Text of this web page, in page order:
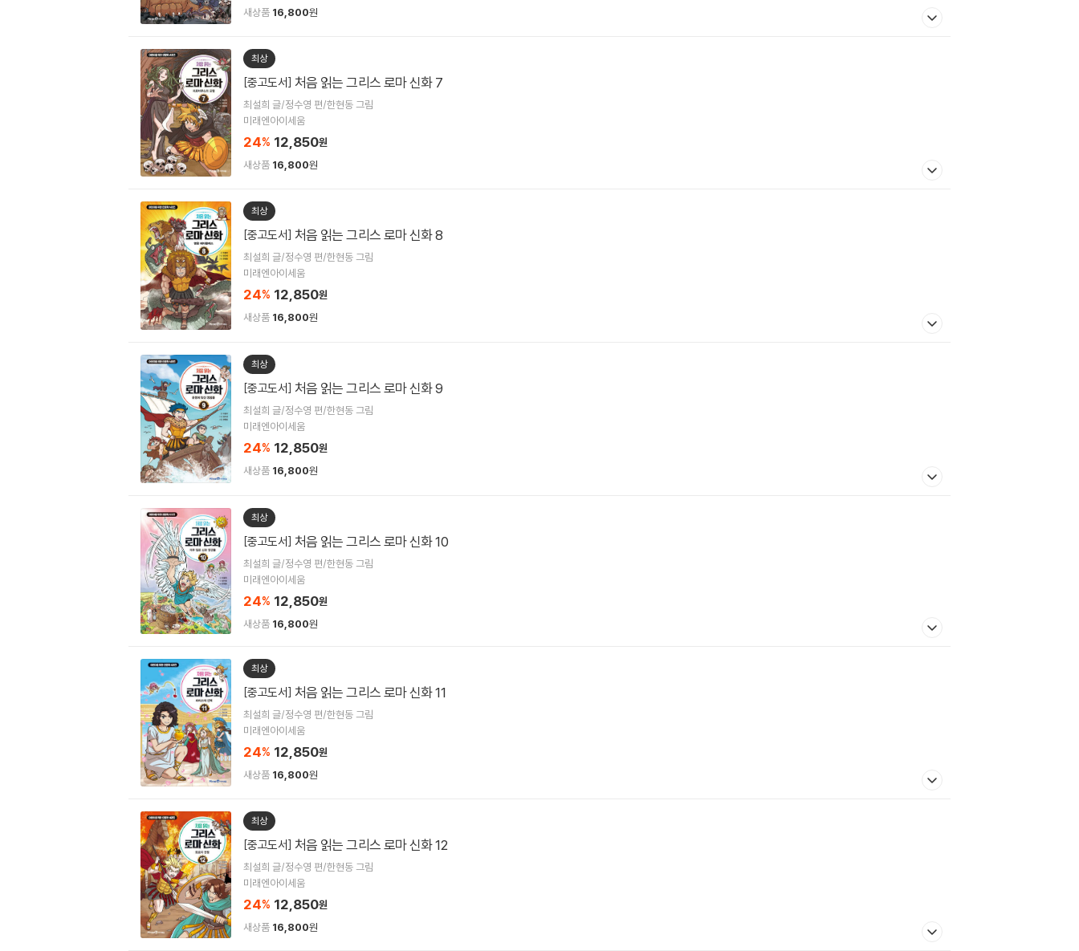
새상품 16,800원
최상
[중고도서] 처음 읽는 그리스 로마 신화 7
최설희 글/정수영 편/한현동 그림
미래엔아이세움
24% 12,850원
새상품 16,800원
최상
[중고도서] 처음 읽는 그리스 로마 신화 8
최설희 글/정수영 편/한현동 그림
미래엔아이세움
24% 12,850원
새상품 16,800원
최상
[중고도서] 처음 읽는 그리스 로마 신화 9
최설희 글/정수영 편/한현동 그림
미래엔아이세움
24% 12,850원
새상품 16,800원
최상
[중고도서] 처음 읽는 그리스 로마 신화 10
최설희 글/정수영 편/한현동 그림
미래엔아이세움
24% 12,850원
새상품 16,800원
최상
[중고도서] 처음 읽는 그리스 로마 신화 11
최설희 글/정수영 편/한현동 그림
미래엔아이세움
24% 12,850원
새상품 16,800원
최상
[중고도서] 처음 읽는 그리스 로마 신화 12
최설희 글/정수영 편/한현동 그림
미래엔아이세움
24% 12,850원
새상품 16,800원